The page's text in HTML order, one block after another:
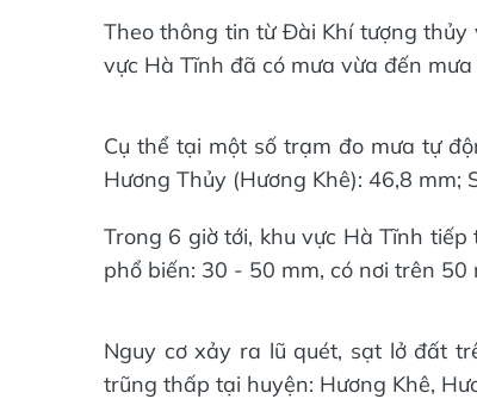
Theo thông tin từ Đài Khí tượng
vực Hà Tĩnh đã có mưa vừa đến
Cụ thể tại một số trạm đo mưa tự
Hương Thủy (Hương Khê): 46,8 mm;
Trong 6 giờ tới, khu vực Hà Tĩnh
phổ biến: 30 - 50 mm, có nơi trên 50
Nguy cơ xảy ra lũ quét, sạt lở đất
trũng thấp tại huyện: Hương Khê,